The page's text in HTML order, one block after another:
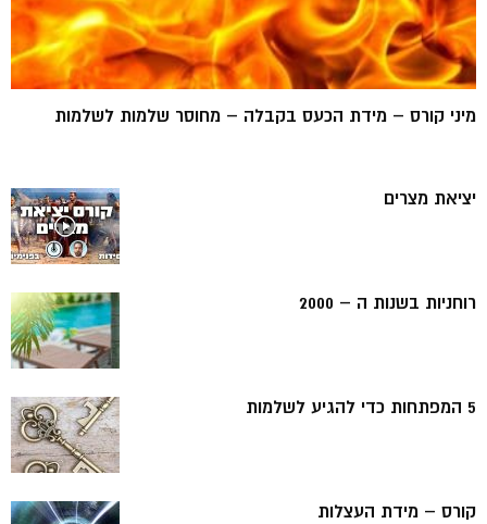
מיני קורס – מידת הכעס בקבלה – מחוסר שלמות לשלמות
יציאת מצרים
רוחניות בשנות ה – 2000
5 המפתחות כדי להגיע לשלמות
קורס – מידת העצלות